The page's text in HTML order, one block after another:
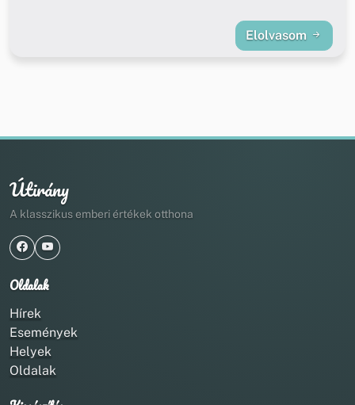
Elolvasom
Útirány
A klasszikus emberi értékek otthona
Oldalak
Hírek
Események
Helyek
Oldalak